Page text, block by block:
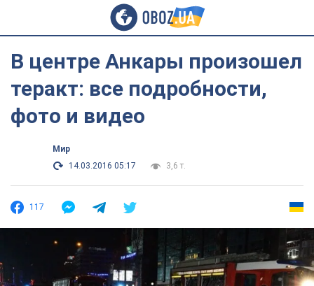
В центре Анкары произошел
теракт: все подробности,
фото и видео
Мир
14.03.2016 05:17
3,6 т.
117